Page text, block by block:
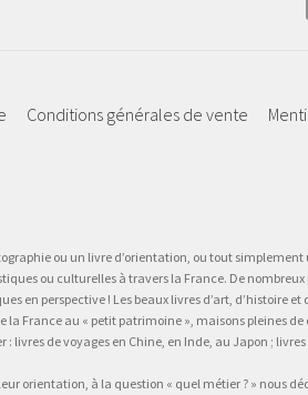
Conditions générales de vente
ou un livre d’orientation, ou tout simplement
ou culturelles à travers la France. De
en perspective ! Les beaux livres d’art, d’histoire
France au « petit patrimoine », maisons pleines
livres de voyages en Chine, en Inde, au Japon ;
orientation, à la question « quel métier ? » nous